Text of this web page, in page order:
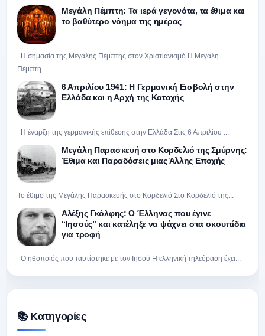
Μεγάλη Πέμπτη: Τα ιερά γεγονότα, τα έθιμα και
το βαθύτερο νόημα της ημέρας
Η σημασία της Μεγάλης Πέμπτης στον Χριστιανισμό Η Μεγάλη
Πέμπτη...
6 Απριλίου 1941: Η Γερμανική Εισβολή στην
Ελλάδα και η Αρχή της Κατοχής
Η έναρξη της γερμανικής επίθεσης στην Ελλάδα Στις 6 Απριλίου ...
Μεγάλη Παρασκευή στο Κορδελιό της Σμύρνης:
Έθιμα και Παραδόσεις μιας Άλλης Εποχής
Το έθιμο της Μεγάλης Παρασκευής στο Κορδελιό Στο Κορδελιό της...
Αλέξης Γκόλφης: Ο Έλληνας που έγινε
“Ιησούς” και κατέληξε να ψάχνει στα σκουπίδια
για τροφή
Ο ηθοποιός που ταυτίστηκε με τον Ιησού Η ελληνική τηλεόραση έχει...
📚 Κατηγορίες